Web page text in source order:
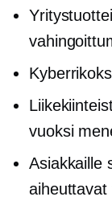
vuoksi
Asiakkaille
aiheuttavat